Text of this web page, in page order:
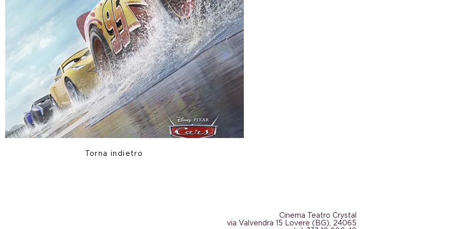
Torna indietro
Cinema Teatro Crystal
via Valvendra 15 Lovere (BG), 24065